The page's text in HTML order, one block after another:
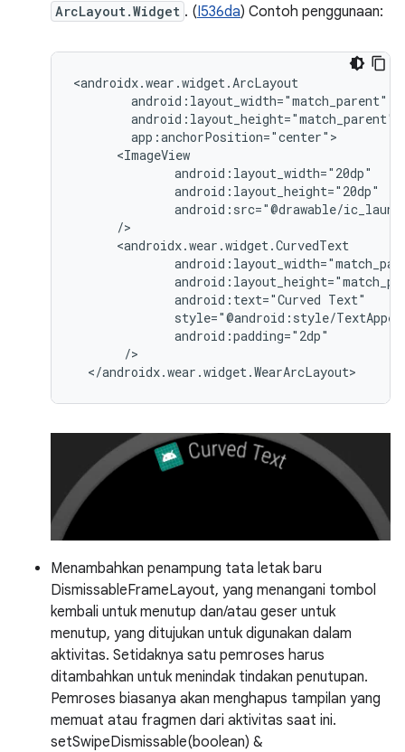
ArcLayout.Widget . (I536da) Contoh penggunaan:
android:text="Curved
Menambahkan penampung tata letak baru
DismissableFrameLayout, yang menangani tombol
kembali untuk menutup dan/atau geser untuk
menutup, yang ditujukan untuk digunakan dalam
aktivitas. Setidaknya satu pemroses harus
ditambahkan untuk menindak tindakan penutupan.
Pemroses biasanya akan menghapus tampilan yang
memuat atau fragmen dari aktivitas saat ini.
setSwipeDismissable(boolean) &